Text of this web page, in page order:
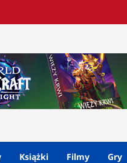
Książki Filmy Gry